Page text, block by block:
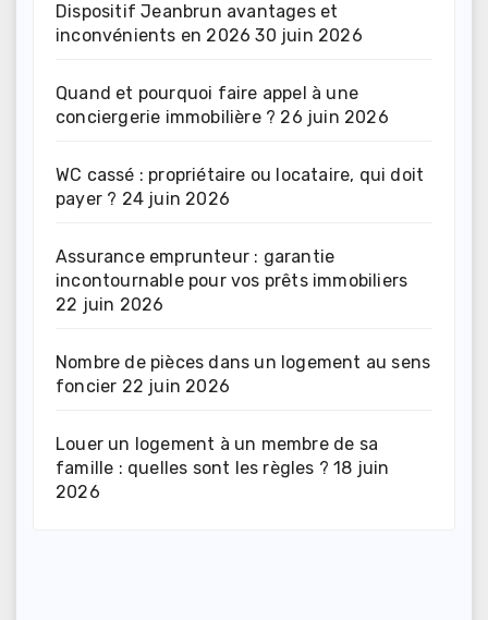
Dispositif Jeanbrun avantages et
inconvénients en 2026 30 juin 2026
Quand et pourquoi faire appel à une
conciergerie immobilière ? 26 juin 2026
WC cassé : propriétaire ou locataire, qui doit
payer ? 24 juin 2026
Assurance emprunteur : garantie
incontournable pour vos prêts immobiliers
22 juin 2026
Nombre de pièces dans un logement au sens
foncier 22 juin 2026
Louer un logement à un membre de sa
famille : quelles sont les règles ? 18 juin
2026